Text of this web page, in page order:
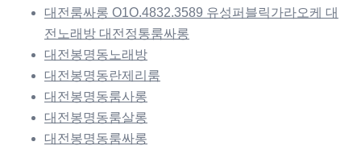
대전룸싸롱 O1O.4832.3589 유성퍼블릭가라오케 대
전노래방 대전정통룸싸롱
대전봉명동노래방
대전봉명동란제리룸
대전봉명동룸사롱
대전봉명동룸살롱
대전봉명동룸싸롱